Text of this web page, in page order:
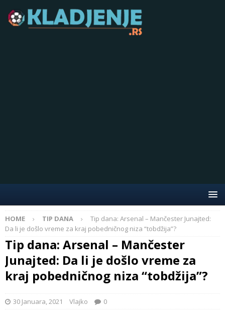
HOME TIP DANA
Tip dana: Arsenal – Mančester Junajted:
Da li je došlo vreme za kraj pobedničnog niza “tobdžija”?
Tip dana: Arsenal – Mančester
Junajted: Da li je došlo vreme za
kraj pobedničnog niza “tobdžija”?
30 Januara, 2021 Vlajko 0